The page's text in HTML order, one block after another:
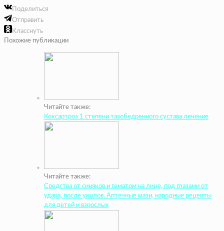
Поделиться
Отправить
Класснуть
Похожие публикации
Читайте также:
Коксартроз 1 степени тазобедренного сустава лечение
Читайте также:
Средства от синяков и гематом на лице, под глазами от
удара, после уколов. Аптечные мази, народные рецепты
для детей и взрослых